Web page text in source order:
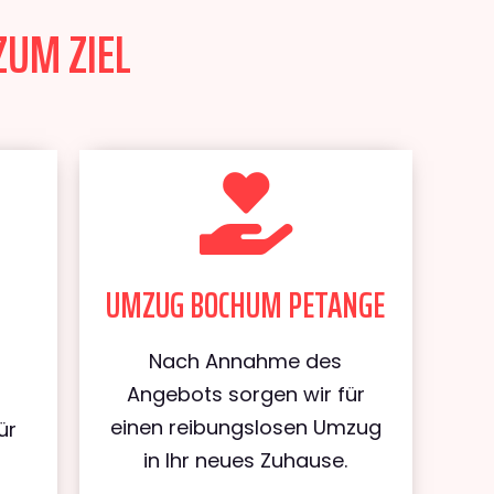
ZIEL
UMZUG BOCHUM PETANGE
Nach Annahme des
Angebots sorgen wir für
einen reibungslosen Umzug
in Ihr neues Zuhause.